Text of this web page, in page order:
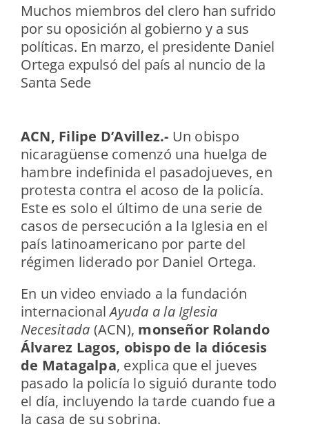
Muchos miembros del clero han sufrido
por su oposición al gobierno y a sus
políticas. En marzo, el presidente Daniel
Ortega expulsó del país al nuncio de la
Santa Sede
ACN, Filipe D’Avillez.- Un obispo
nicaragüense comenzó una huelga de
hambre indefinida el pasadojueves, en
protesta contra el acoso de la policía.
Este es solo el último de una serie de
casos de persecución a la Iglesia en el
país latinoamericano por parte del
régimen liderado por Daniel Ortega.
En un video enviado a la fundación
internacionalAyuda a la Iglesia
Necesitada (ACN), monseñor Rolando
Álvarez Lagos, obispo de la diócesis
de Matagalpa, explica que el jueves
pasado la policía lo siguió durante todo
el día, incluyendo la tarde cuando fue a
la casa de su sobrina.